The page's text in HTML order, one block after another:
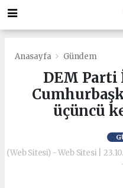
Anasayfa Gündem
DEM Parti
üçüncü
(Web Sitesi) - Web Sitesi |